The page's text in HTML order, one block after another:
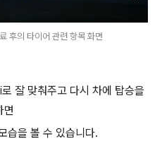
후의 타이어 관련 항목 화면
잘 맞춰주고 다시 차에 탑승을
면
습을 볼 수 있습니다.